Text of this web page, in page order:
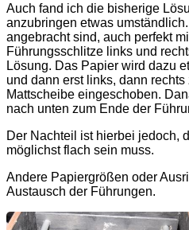
Auch fand ich die bisherige
anzubringen etwas
angebracht sind, auch perfekt
Führungsschlitze links und
Lösung. Das Papier wird dazu
und dann erst links, dann
Mattscheibe eingeschoben.
nach unten zum Ende der
Der Nachteil ist hierbei jedoch,
möglichst flach sein muss.
Andere Papiergrößen oder
Austausch der Führungen.